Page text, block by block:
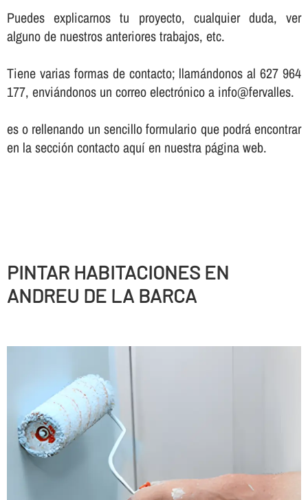
Puedes explicarnos tu proyecto, cualquier duda, ver
alguno de nuestros anteriores trabajos, etc.
Tiene varias formas de contacto; llamándonos al 627 964
177, enviándonos un correo electrónico a info@fervalles.
es o rellenando un sencillo formulario que podrá encontrar
en la sección contacto aquí­ en nuestra página web.
PINTAR HABITACIONES EN
ANDREU DE LA BARCA